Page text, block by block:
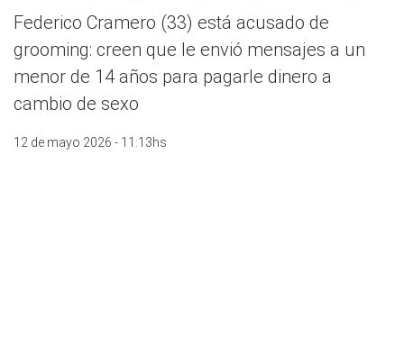
Federico Cramero (33) está acusado de
grooming: creen que le envió mensajes a un
menor de 14 años para pagarle dinero a
cambio de sexo
12 de mayo 2026 - 11:13hs